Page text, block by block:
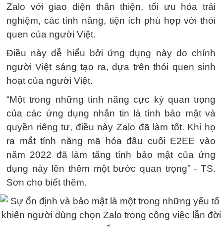
Zalo với giao diện thân thiện, tối ưu hóa trải
nghiệm, các tính năng, tiện ích phù hợp với thói
quen của người Việt.
Điều này dễ hiểu bởi ứng dụng này do chính
người Việt sáng tạo ra, dựa trên thói quen sinh
hoạt của người Việt.
“Một trong những tính năng cực kỳ quan trọng
của các ứng dụng nhắn tin là tính bảo mật và
quyền riêng tư, điều này Zalo đã làm tốt. Khi họ
ra mắt tính năng mã hóa đầu cuối E2EE vào
năm 2022 đã làm tăng tính bảo mật của ứng
dụng này lên thêm một bước quan trọng” - TS.
Sơn cho biết thêm.